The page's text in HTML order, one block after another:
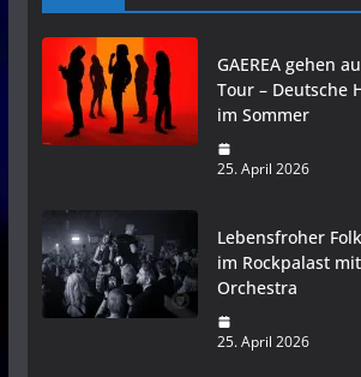
GAEREA gehen
Tour – Deutsche
im Sommer
25. April 2026
Lebensfroher
im Rockpalast
Orchestra
25. April 2026